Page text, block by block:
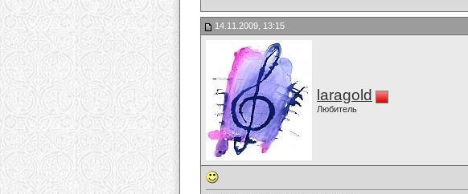
14.11.2009, 13:15
laragold
Любитель